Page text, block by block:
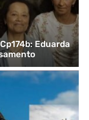
Eduarda